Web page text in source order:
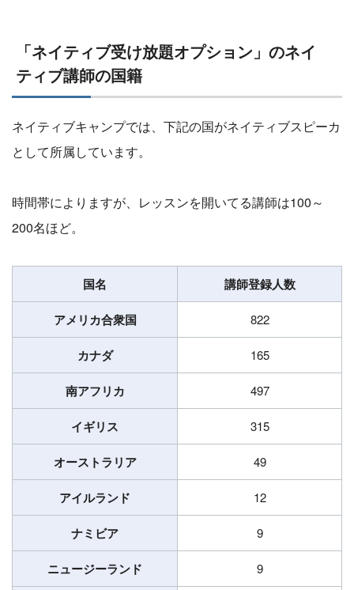
「ネイティブ受け放題オプション」のネイ
ティブ講師の国籍
ネイティブキャンプでは、下記の国がネイティブスピーカ
として所属しています。
時間帯によりますが、レッスンを開いてる講師は100～
200名ほど。
国名 講師登録人数
アメリカ合衆国 822
カナダ 165
南アフリカ 497
イギリス 315
オーストラリア 49
アイルランド 12
ナミビア 9
ニュージーランド 9